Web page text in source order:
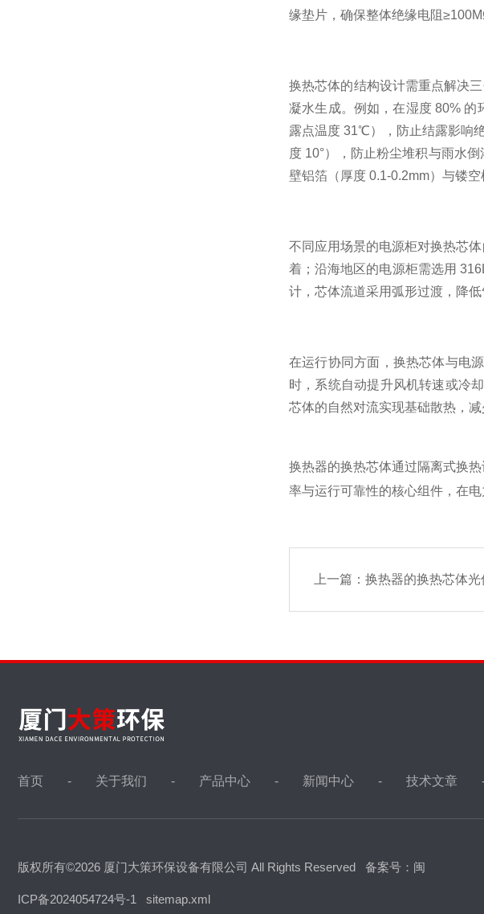
缘垫片，确保整体绝缘电阻
换热芯体的结构设计需重点解决
凝水生成。例如，在湿度 80%
露点温度 31℃），防止结露影响
度 10°），防止粉尘堆积与雨水
壁铝箔（厚度 0.1-0.2mm）与镂
不同应用场景的电源柜对换热芯
着；沿海地区的电源柜需选用
计，芯体流道采用弧形过渡，降
在运行协同方面，换热芯体与电
时，系统自动提升风机转速或冷
芯体的自然对流实现基础散热，
换热器的换热芯体通过隔离式换
率与运行可靠性的核心组件，在
上一篇： 换热器的换热芯体
首页 关于我们 产品中心 新闻中心 技术文章
版权所有©2026 厦门大策环保设备有限公司 All Rights Reserved 备案号：闽
ICP备2024054724号-1 sitemap.xml